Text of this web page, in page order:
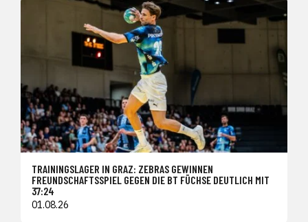
TRAININGSLAGER IN GRAZ: ZEBRAS GEWINNEN
FREUNDSCHAFTSSPIEL GEGEN DIE BT FÜCHSE DEUTLICH MIT
37:24
01.08.26